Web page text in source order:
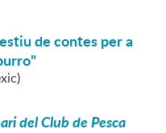
de contes per a
del Club de Pesca